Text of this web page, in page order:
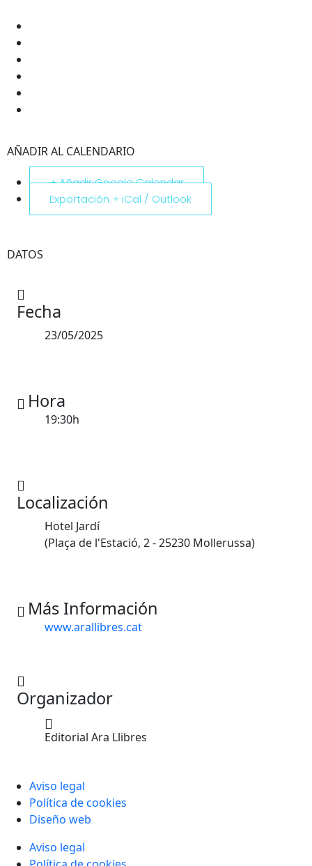
AÑADIR AL CALENDARIO
+ Añadir Google Calendar
Exportación + iCal / Outlook
DATOS
Fecha
23/05/2025
Hora
19:30h
Localización
Hotel Jardí
(Plaça de l'Estació, 2 - 25230 Mollerussa)
Más Información
www.arallibres.cat
Organizador
Editorial Ara Llibres
Aviso legal
Política de cookies
Diseño web
Aviso legal